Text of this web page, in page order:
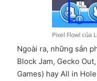
Pixel Flow! của
Ngoài ra, những sản
Block Jam, Gecko
Games) hay All in